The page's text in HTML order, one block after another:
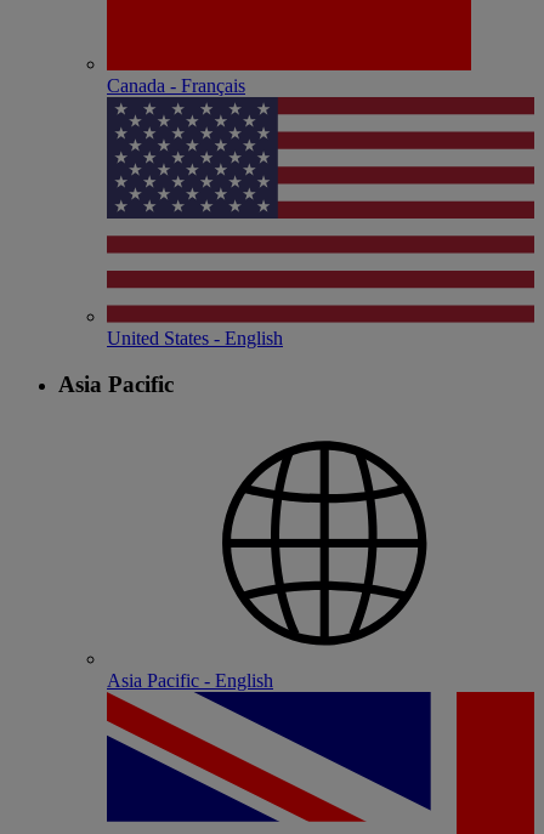
Canada - Français
United States - English
Asia Pacific
Asia Pacific - English